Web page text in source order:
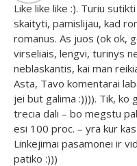
Like like like :). Turiu
skaityti, pamislijau, kad
romanus. As juos (ok ok,
virseliais, lengvi, turinys
neblaskantis, kai man
Asta, Tavo komentarai
jei but galima :)))). Tik,
trecia dali – bo megstu
esi 100 proc. – yra kur
Linkejimai pasamonei ir
patiko :)))